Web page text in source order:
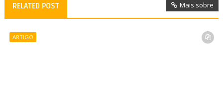
RELATED POST Mais sobre
ARTIGO